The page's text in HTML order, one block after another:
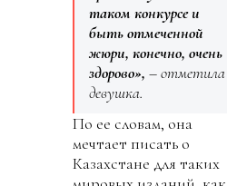
таком конкурсе и
быть отмеченной
жюри, конечно, очень
здорово», – отметила
девушка.
По ее словам, она
мечтает писать о
Казахстане для таких